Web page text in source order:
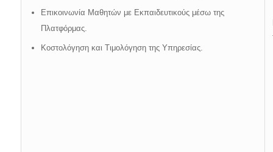
Επικοινωνία Μαθητών με Εκπαιδευτικούς μέσω της
Πλατφόρμας.
Κοστολόγηση και Τιμολόγηση της Υπηρεσίας.